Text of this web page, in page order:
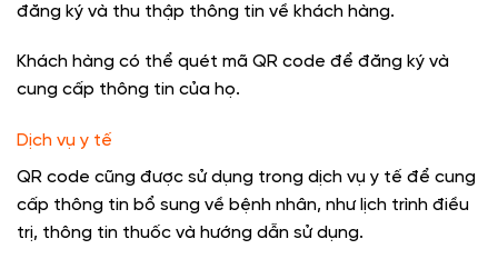
đăng ký và thu thập thông tin về khách hàng.
Khách hàng có thể quét mã QR code để đăng ký và
cung cấp thông tin của họ.
Dịch vụ y tế
QR code cũng được sử dụng trong dịch vụ y tế để cung
cấp thông tin bổ sung về bệnh nhân, như lịch trình điều
trị, thông tin thuốc và hướng dẫn sử dụng.